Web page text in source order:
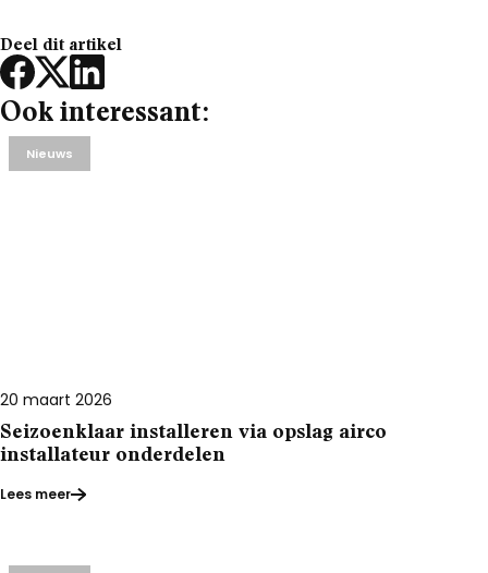
Deel dit artikel
Ook interessant:
20 maart 2026
Seizoenklaar installeren via opslag airco
installateur onderdelen
Lees meer
Nieuws